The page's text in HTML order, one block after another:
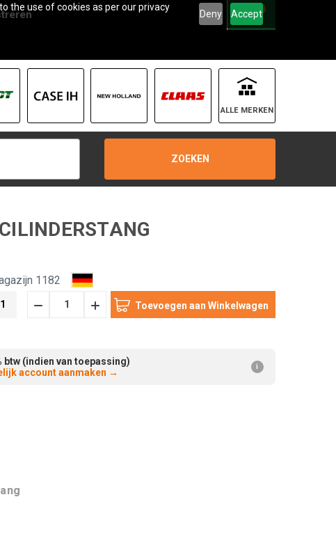
the use of cookies as per our privacy
Deny Accept
0
ALLE MERKEN
ZOEKEN
1182
1 HoeveelheidHoeveelheid
btw (indien van toepassing)
account aanmaken → i